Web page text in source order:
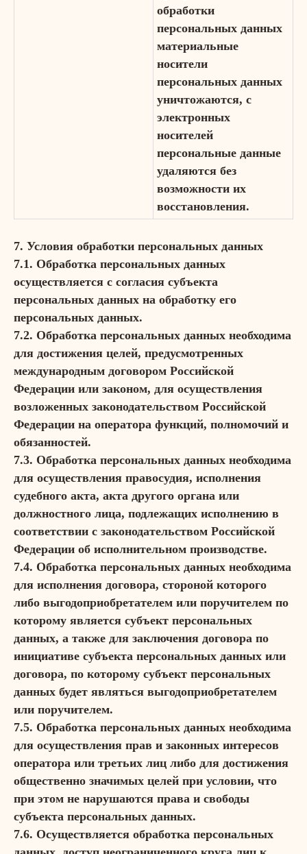
обработки
персональных данных
материальные
носители
персональных данных
уничтожаются, с
электронных
носителей
персональные данные
удаляются без
возможности их
восстановления.
7. Условия обработки персональных данных
7.1. Обработка персональных данных
осуществляется с согласия субъекта
персональных данных на обработку его
персональных данных.
7.2. Обработка персональных данных необходима
для достижения целей, предусмотренных
международным договором Российской
Федерации или законом, для осуществления
возложенных законодательством Российской
Федерации на оператора функций, полномочий и
обязанностей.
7.3. Обработка персональных данных необходима
для осуществления правосудия, исполнения
судебного акта, акта другого органа или
должностного лица, подлежащих исполнению в
соответствии с законодательством Российской
Федерации об исполнительном производстве.
7.4. Обработка персональных данных необходима
для исполнения договора, стороной которого
либо выгодоприобретателем или поручителем по
которому является субъект персональных
данных, а также для заключения договора по
инициативе субъекта персональных данных или
договора, по которому субъект персональных
данных будет являться выгодоприобретателем
или поручителем.
7.5. Обработка персональных данных необходима
для осуществления прав и законных интересов
оператора или третьих лиц либо для достижения
общественно значимых целей при условии, что
при этом не нарушаются права и свободы
субъекта персональных данных.
7.6. Осуществляется обработка персональных